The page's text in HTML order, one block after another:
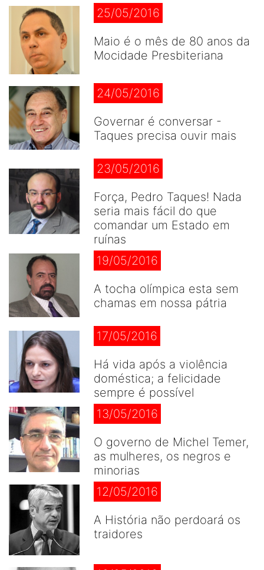
25/05/2016
Maio é o mês de 80 anos da
Mocidade Presbiteriana
24/05/2016
Governar é conversar -
Taques precisa ouvir mais
23/05/2016
Força, Pedro Taques! Nada
seria mais fácil do que
comandar um Estado em
ruínas
19/05/2016
A tocha olímpica esta sem
chamas em nossa pátria
17/05/2016
Há vida após a violência
doméstica; a felicidade
sempre é possível
13/05/2016
O governo de Michel Temer,
as mulheres, os negros e
minorias
12/05/2016
A História não perdoará os
traidores